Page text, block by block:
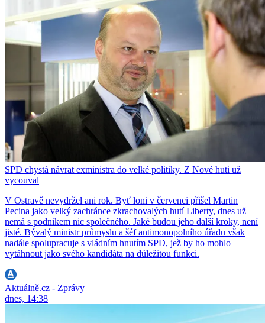
SPD chystá návrat exministra do velké politiky. Z Nové huti už
vycouval
V Ostravě nevydržel ani rok. Byť loni v červenci přišel Martin
Pecina jako velký zachránce zkrachovalých hutí Liberty, dnes už
nemá s podnikem nic společného. Jaké budou jeho další kroky, není
jisté. Bývalý ministr průmyslu a šéf antimonopolního úřadu však
nadále spolupracuje s vládním hnutím SPD, jež by ho mohlo
vytáhnout jako svého kandidáta na důležitou funkci.
Aktuálně.cz - Zprávy
dnes, 14:38